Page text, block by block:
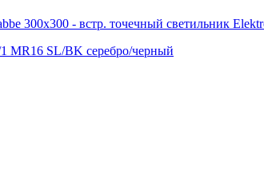
MR16 SL/BK серебро/черный